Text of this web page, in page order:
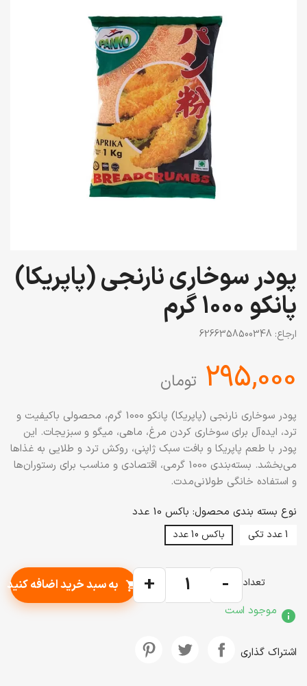
پودر سوخاری نارنجی (پاپریکا)
پانکو 1000 گرم
ارجاع: 6266358500348
‎295,000 تومان
پودر سوخاری نارنجی (پاپریکا) پانکو 1000 گرم، محصولی باکیفیت و
ترد، ایده‌آل برای سوخاری کردن مرغ، ماهی، میگو و سبزیجات. این
پودر با طعم پاپریکا و بافت سبک ژاپنی، روکش ترد و طلایی به غذاها
می‌بخشد. بسته‌بندی 1000 گرمی، اقتصادی و مناسب برای رستوران‌ها
و استفاده خانگی طولانی‌مدت.
نوع بسته بندی محصول: باکس 10 عدد
1 عدد تکی باکس 10 عدد
تعداد -
+
shopping_cart به سبد خرید اضافه کنید
info موجود است
اشتراک گذاری